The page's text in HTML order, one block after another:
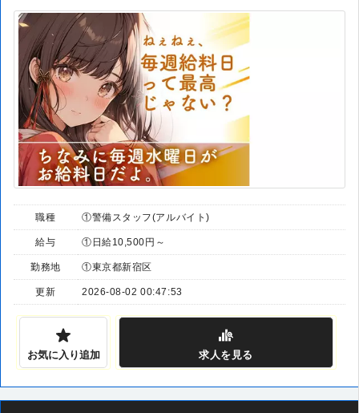
職種 ①警備スタッフ(アルバイト)
給与 ①日給10,500円～
勤務地 ①東京都新宿区
更新 2026-08-02 00:47:53
お気に入り追加 求人 を見る